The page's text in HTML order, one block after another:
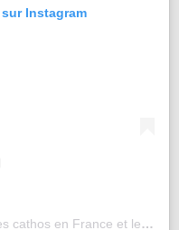
Instagram
Une publication partagée par Jeunes cathos en France et les JMJ de Corée 2027 (@jeunescathos_fr)